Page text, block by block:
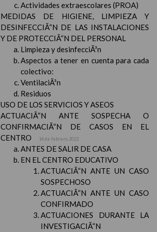
Actividades extraescolares (PROA)
MEDIDAS DE HIGIENE, LIMPIEZA Y
DESINFECCIÃ“N DE LAS INSTALACIONES
Y DE PROTECCIÃ“N DEL PERSONAL
Limpieza y desinfecciÃ³n
Aspectos a tener en cuenta para cada
colectivo:
VentilaciÃ³n
Residuos
USO DE LOS SERVICIOS Y ASEOS
ACTUACIÃ“N ANTE SOSPECHA O
CONFIRMACIÃ“N DE CASOS EN EL
CENTRO
14 de febrero 2022
ANTES DE SALIR DE CASA
EN EL CENTRO EDUCATIVO
ACTUACIÃ“N ANTE UN CASO
SOSPECHOSO
ACTUACIÃ“N ANTE UN CASO
CONFIRMADO
ACTUACIONES DURANTE LA
INVESTIGACIÃ“N